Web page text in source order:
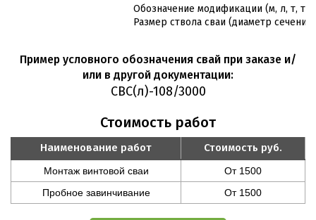
Обозначение модификации (м, л, т, т/
Размер ствола сваи (диаметр
Пример условного обозначения свай при заказе и/
или в другой документации:
СВС(л)-108/3000
Стоимость работ
Наименование работ Стоимость руб.
Монтаж винтовой сваи
От 1500
Пробное завинчивание
От 1500